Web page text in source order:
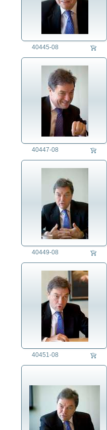
40445-08
40447-08
40449-08
40451-08